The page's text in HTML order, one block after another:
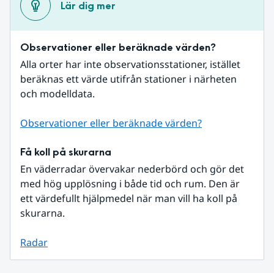
Lär dig mer
Observationer eller beräknade värden?
Alla orter har inte observationsstationer, istället
beräknas ett värde utifrån stationer i närheten
och modelldata.
Observationer eller beräknade värden?
Få koll på skurarna
En väderradar övervakar nederbörd och gör det
med hög upplösning i både tid och rum. Den är
ett värdefullt hjälpmedel när man vill ha koll på
skurarna.
Radar